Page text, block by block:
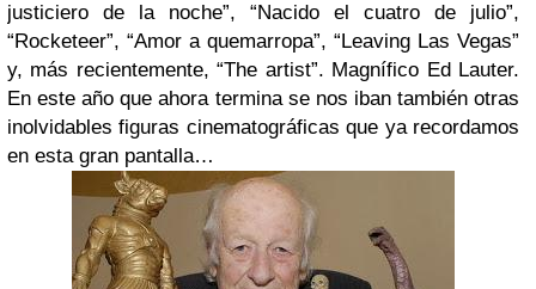
justiciero de la noche”, “Nacido el cuatro de julio”,
“Rocketeer”, “Amor a quemarropa”, “Leaving Las Vegas”
y, más recientemente, “The artist”. Magnífico Ed Lauter.
En este año que ahora termina se nos iban también otras
inolvidables figuras cinematográficas que ya recordamos
en esta gran pantalla…